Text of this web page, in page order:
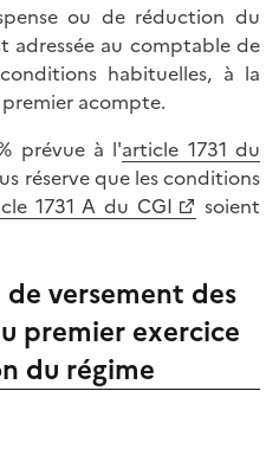
ou de réduction du
adressée au comptable de
habituelles, à la
acompte.
prévue à l'article 1731 du
réserve que les conditions
1731 A du CGI
soient
de versement des
premier exercice
du régime